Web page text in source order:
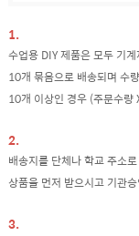
1.
수업용 DIY 제품은 모두 기
10개 묶음으로 배송되며 수
10개 이상인 경우 (주문수량
2.
배송지를 단체나 학교 주소
상품을 먼저 받으시고 기관
3.